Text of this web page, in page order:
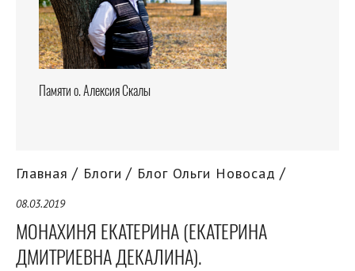
Памяти о. Алексия Скалы
Главная Блоги Блог Ольги Новосад
08.03.2019
МОНАХИНЯ ЕКАТЕРИНА (ЕКАТЕРИНА
ДМИТРИЕВНА ДЕКАЛИНА).